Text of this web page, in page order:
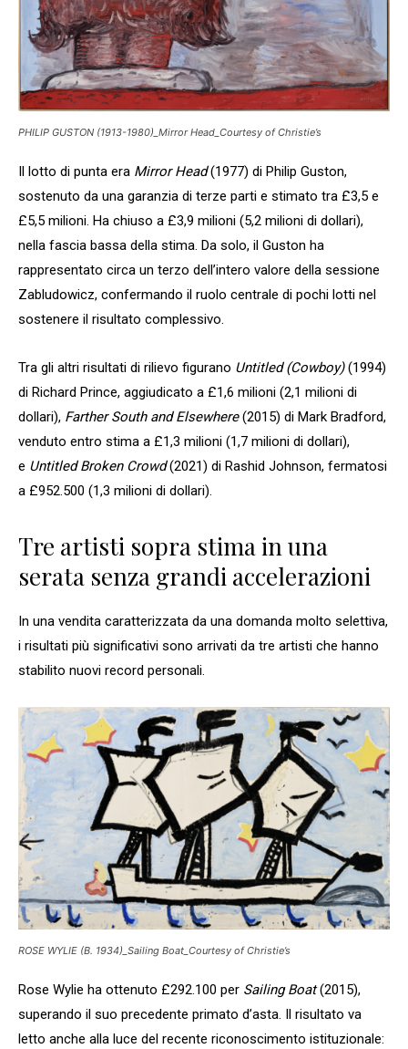
PHILIP GUSTON (1913-1980)_Mirror Head_Courtesy of Christie’s
Il lotto di punta era Mirror Head(1977) di Philip Guston,
sostenuto da una garanzia di terze parti e stimato tra £3,5 e
£5,5 milioni. Ha chiuso a £3,9 milioni (5,2 milioni di dollari),
nella fascia bassa della stima. Da solo, il Guston ha
rappresentato circa un terzo dell’intero valore della sessione
Zabludowicz, confermando il ruolo centrale di pochi lotti nel
sostenere il risultato complessivo.
Tra gli altri risultati di rilievo figurano Untitled (Cowboy)(1994)
di Richard Prince, aggiudicato a £1,6 milioni (2,1 milioni di
dollari), Farther South and Elsewhere(2015) di Mark Bradford,
venduto entro stima a £1,3 milioni (1,7 milioni di dollari),
e Untitled Broken Crowd(2021) di Rashid Johnson, fermatosi
a £952.500 (1,3 milioni di dollari).
Tre artisti sopra stima in una
serata senza grandi accelerazioni
In una vendita caratterizzata da una domanda molto selettiva,
i risultati più significativi sono arrivati da tre artisti che hanno
stabilito nuovi record personali.
ROSE WYLIE (B. 1934)_Sailing Boat_Courtesy of Christie’s
Rose Wylie ha ottenuto £292.100 per Sailing Boat(2015),
superando il suo precedente primato d’asta. Il risultato va
letto anche alla luce del recente riconoscimento istituzionale: